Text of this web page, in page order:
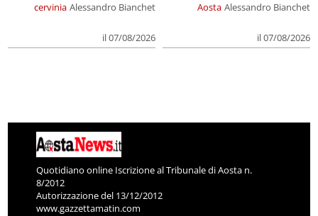
cervinia Alessandro Bianchet
il 07/08/2026
Aosta Alessandro Bianchet
il 07/08/2026
Quotidiano online Iscrizione al Tribunale di Aosta n.
8/2012
Autorizzazione del 13/12/2012
www.gazzettamatin.com